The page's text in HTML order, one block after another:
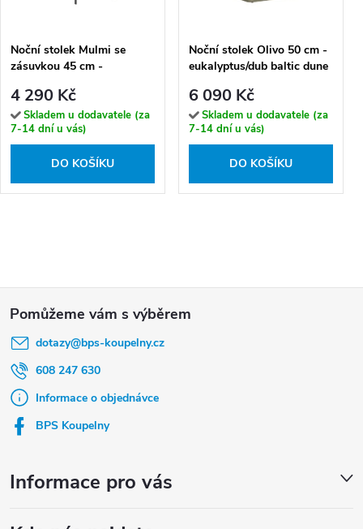
Noční stolek Mulmi se
zásuvkou 45 cm -
černé nožky
4 290 Kč
Skladem u dodavatele (za
7-14 dní u vás)
DO KOŠÍKU
Noční stolek Olivo 50 cm -
eukalyptus/dub baltic dune
6 090 Kč
Skladem u dodavatele (za
7-14 dní u vás)
DO KOŠÍKU
dotazy@bps-koupelny.cz
608 247 630
Informace o objednávce
BPS Koupelny
Informace pro vás